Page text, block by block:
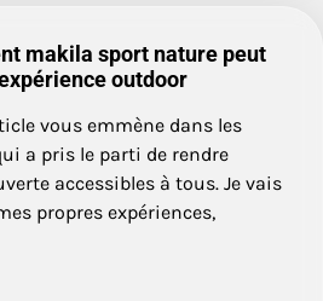
makila sport nature peut
outdoor
vous emmène dans les
a pris le parti de rendre
accessibles à tous. Je vais
propres expériences,